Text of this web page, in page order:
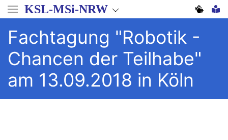
Direkt
zum
Inhalt
KSL-MSi-NRW
Fachtagung "Robotik -
Chancen der Teilhabe"
am 13.09.2018 in Köln